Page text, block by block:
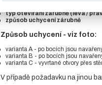
typ otevírání zárubně (levá /
způsob uchycení zárubně
Způsob uchycení - viz foto:
varianta A - po bocích jsou
varianta B - po bocích jsou
varianta C - vyvrtané otvory přes
V případě požadavku na jinou